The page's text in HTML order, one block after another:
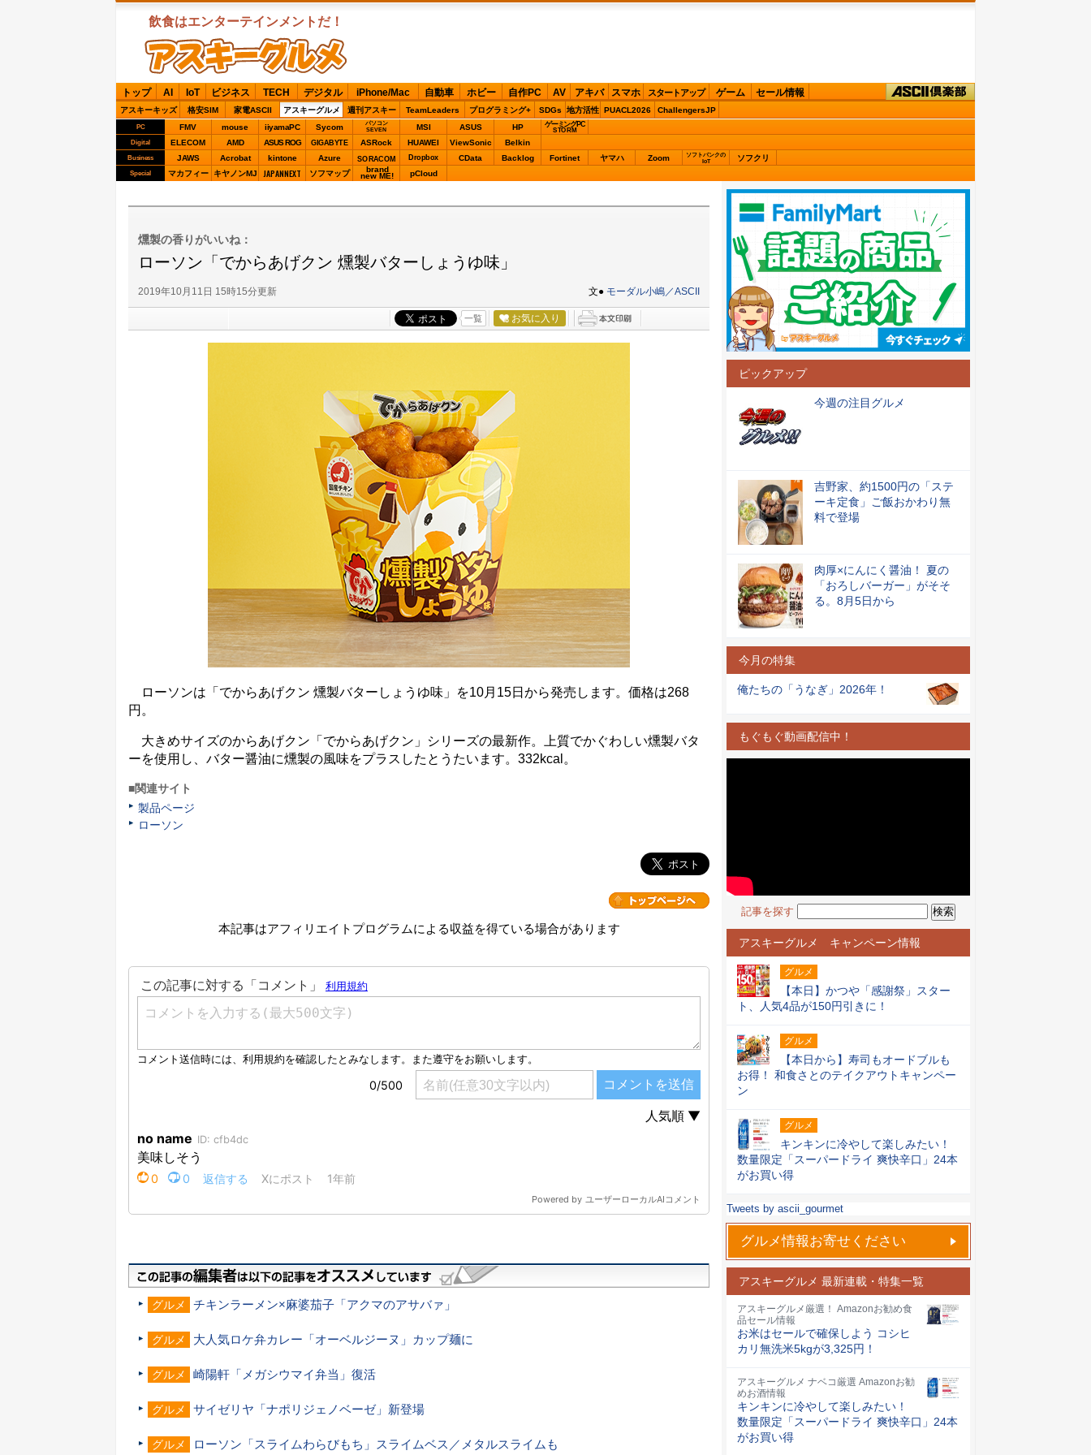
飲食はエンターテインメントだ！
ASCIIグルメ
トップ AI IoT ビジネス TECH デジタル iPhone/Mac 自動車 ホビー 自作PC AV アキバ スマホ スタートアップ ゲーム セール情報
アスキーキッズ 格安SIM 家電ASCII アスキーグルメ 週刊アスキー TeamLeaders プログラミング+ SDGs 地方活性 PUACL2026 ChallengersJP
PC FMV mouse iiyamaPC Sycom
パソコン
SEVEN
MSI ASUS HP ゲーミングPC
STORM
Digital ELECOM AMD ASUS ROG GIGABYTE ASRock HUAWEI ViewSonic Belkin
Business JAWS Acrobat kintone Azure SORACOM Dropbox CData Backlog Fortinet ヤマハ Zoom
ソフトバンクの
IoT
ソフクリ
Special マカフィー キヤノンMJ JAPANNEXT ソフマップ brand
new ME! pCloud
燻製の香りがいいね：
ローソン「でからあげクン 燻製バターしょうゆ味」
2019年10月11日 15時15分更新 文● モーダル小嶋／ASCII
一覧 お気に入り
ローソンは「でからあげクン 燻製バターしょうゆ味」を10月15日から発売します。価格は268
円。
大きめサイズのからあげクン「でからあげクン」シリーズの最新作。上質でかぐわしい燻製バタ
ーを使用し、バター醤油に燻製の風味をプラスしたとうたいます。332kcal。
■関連サイト
製品ページ
ローソン
本記事はアフィリエイトプログラムによる収益を得ている場合があります
グルメ チキンラーメン×麻婆茄子「アクマのアサバァ」
グルメ 大人気ロケ弁カレー「オーベルジーヌ」カップ麺に
グルメ 崎陽軒「メガシウマイ弁当」復活
グルメ サイゼリヤ「ナポリジェノベーゼ」新登場
グルメ ローソン「スライムわらびもち」スライムベス／メタルスライムも
ピックアップ
今週の注目グルメ
吉野家、約1500円の「ステ
ーキ定食」ご飯おかわり無
料で登場
肉厚×にんにく醤油！ 夏の
「おろしバーガー」がそそ
る。8月5日から
今月の特集
俺たちの「うなぎ」2026年！
もぐもぐ動画配信中！
記事を探す
アスキーグルメ キャンペーン情報
グルメ
【本日】かつや「感謝祭」スター
ト、人気4品が150円引きに！
グルメ
【本日から】寿司もオードブルも
お得！ 和食さとのテイクアウトキャンペー
ン
グルメ
キンキンに冷やして楽しみたい！
数量限定「スーパードライ 爽快辛口」24本
がお買い得
Tweets by ascii_gourmet
グルメ情報お寄せください
アスキーグルメ 最新連載・特集一覧
アスキーグルメ厳選！ Amazonお勧め食
品セール情報
お米はセールで確保しよう コシヒ
カリ無洗米5kgが3,325円！
アスキーグルメ ナベコ厳選 Amazonお勧
めお酒情報
キンキンに冷やして楽しみたい！
数量限定「スーパードライ 爽快辛口」24本
がお買い得